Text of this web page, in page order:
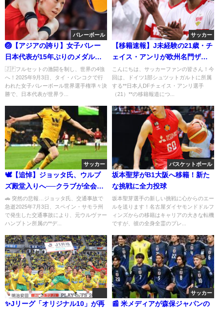
バレーボール
🏐【アジアの誇り】女子バレー
日本代表が15年ぶりのメダルへ
王手！中国メディアも絶賛「石
川真佑は本当に素晴らしい」
🇯🇵フルセットの激闘を制し、世界の4強
へ！2025年9月3日、タイ・バンコクで行
われた女子バレーボール世界選手権準々決
勝で、日本代表が世界ラ...
サッカー
【移籍速報】J未経験の21歳・チ
ェイス・アンリが欧州名門ザル
ツブルクへ！移籍金は3億円超💸
こんにちは、サッカーファンの皆さん！今
回は、ドイツ1部シュツットガルトに所属
する**日本人DFチェイス・アンリ選手
（21）**の移籍報道につ...
サッカー
🕊️【追悼】ジョッタ氏、ウルブ
ズ殿堂入りへ──クラブが全会一
致で決定した“異例の栄誉”
🚗 突然の悲報…ジョッタ氏、交通事故で
急逝2025年7月3日、スペイン・サモラ州
で発生した交通事故により、元ウルヴァー
ハンプトン所属の**デ...
バスケットボール
坂本聖芽がB1大阪へ移籍！新た
な挑戦に全力投球
坂本聖芽選手の新しい挑戦に心からのエー
ルを送ります！名古屋ダイヤモンドドルフ
ィンズからの移籍はキャリアの大きな転機
ですが、彼の全身全霊のプレ...
✨Jリーグ「オリジナル10」が再
サッカー
📰 米メディアが森保ジャパンの